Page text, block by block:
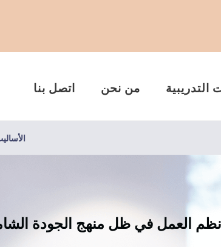
اتصل بنا من نحن التدريبية
نظم العمل في ظل منهج الجودة